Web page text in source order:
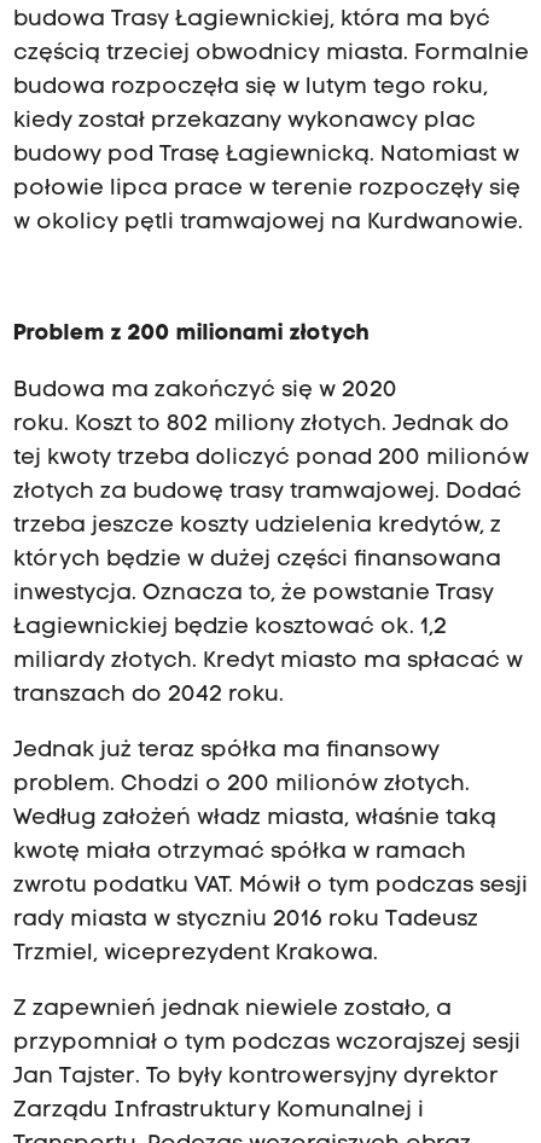
budowa Trasy Łagiewnickiej, która ma być
częścią trzeciej obwodnicy miasta. Formalnie
budowa rozpoczęła się w lutym tego roku,
kiedy został przekazany wykonawcy plac
budowy pod Trasę Łagiewnicką. Natomiast w
połowie lipca prace w terenie rozpoczęły się
w okolicy pętli tramwajowej na Kurdwanowie.
Problem z 200 milionami złotych
Budowa ma zakończyć się w 2020
roku. Koszt to 802 miliony złotych. Jednak do
tej kwoty trzeba doliczyć ponad 200 milionów
złotych za budowę trasy tramwajowej. Dodać
trzeba jeszcze koszty udzielenia kredytów, z
których będzie w dużej części finansowana
inwestycja. Oznacza to, że powstanie Trasy
Łagiewnickiej będzie kosztować ok. 1,2
miliardy złotych. Kredyt miasto ma spłacać w
transzach do 2042 roku.
Jednak już teraz spółka ma finansowy
problem. Chodzi o 200 milionów złotych.
Według założeń władz miasta, właśnie taką
kwotę miała otrzymać spółka w ramach
zwrotu podatku VAT. Mówił o tym podczas sesji
rady miasta w styczniu 2016 roku Tadeusz
Trzmiel, wiceprezydent Krakowa.
Z zapewnień jednak niewiele zostało, a
przypomniał o tym podczas wczorajszej sesji
Jan Tajster. To były kontrowersyjny dyrektor
Zarządu Infrastruktury Komunalnej i